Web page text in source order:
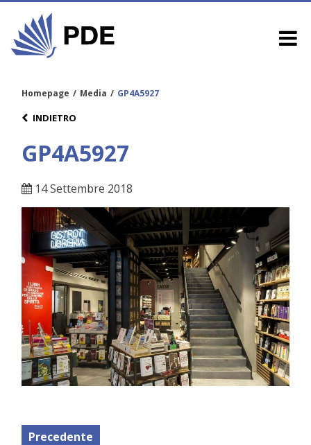
Homepage / Media / GP4A5927
INDIETRO
GP4A5927
14 Settembre 2018
Precedente